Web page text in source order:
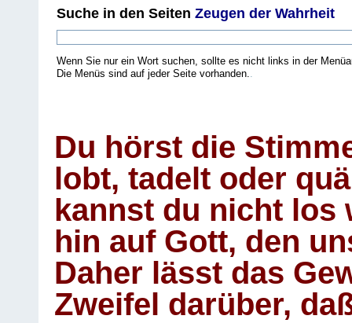
Suche in den Seiten Zeugen der Wahrheit
Wenn Sie nur ein Wort suchen, sollte es nicht links in der
Die Menüs sind auf jeder Seite vorhanden.
Du hörst die
lobt, tadelt oder
kannst du nicht los
hin auf Gott, den
Daher lässt das
Zweifel darüber,